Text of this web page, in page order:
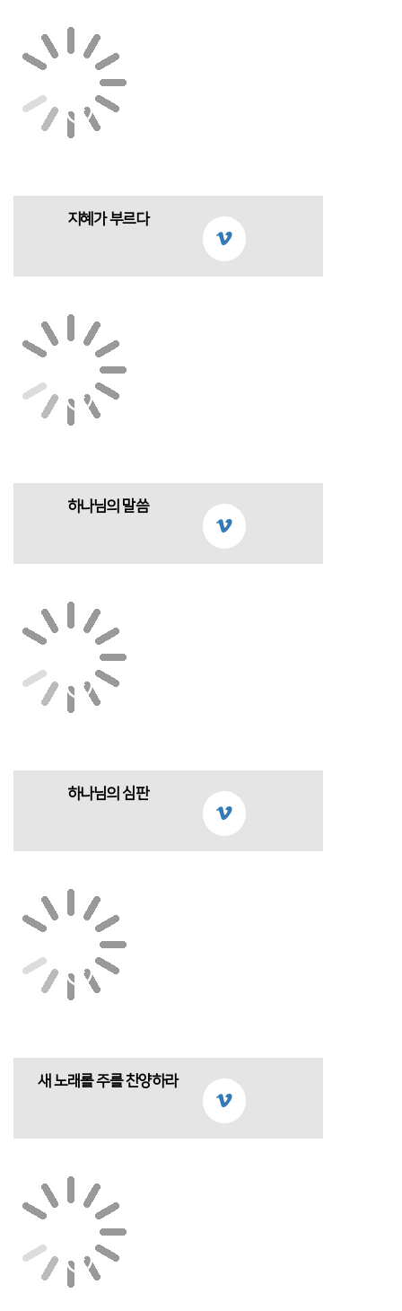
지혜가 부르다
하나님의 말씀
하나님의 심판
새 노래롤 주를 찬양하라